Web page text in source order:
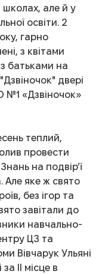
школах, але й у
освіти. 2
гарно
з квітами
батьками на
двері
№1 «Дзвіночок»
теплий,
провести
на подвір’ї
Але яке ж свято
без ігор та
завітали до
навчально-
ЦЗ та
Вівчарук Ульяні
ІІ місце в